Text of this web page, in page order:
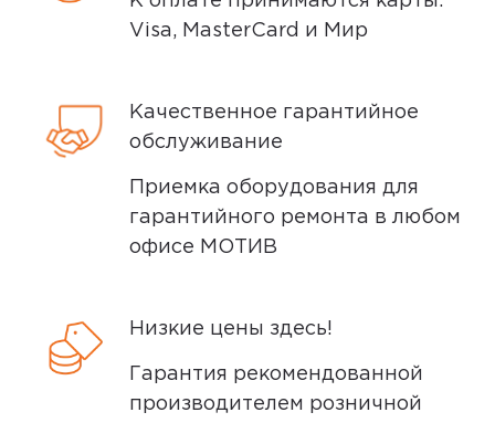
Visa, MasterCard и Мир
Качественное гарантийное
обслуживание
Приемка оборудования для
гарантийного ремонта в любом
офисе МОТИВ
Низкие цены здесь!
Гарантия рекомендованной
производителем розничной